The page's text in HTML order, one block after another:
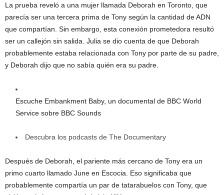
La prueba reveló a una mujer llamada Deborah en Toronto, que
parecía ser una tercera prima de Tony según la cantidad de ADN
que compartían. Sin embargo, esta conexión prometedora resultó
ser un callejón sin salida. Julia se dio cuenta de que Deborah
probablemente estaba relacionada con Tony por parte de su padre,
y Deborah dijo que no sabía quién era su padre.
Escuche Embankment Baby, un documental de BBC World
Service sobre BBC Sounds
Descubra los podcasts de The Documentary
Después de Deborah, el pariente más cercano de Tony era un
primo cuarto llamado June en Escocia. Eso significaba que
probablemente compartía un par de tatarabuelos con Tony, que